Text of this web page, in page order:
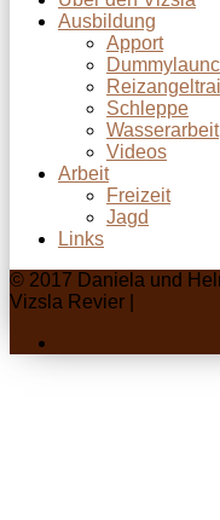
Ausbildung
Apport
Schleppe
Wasserarbeit
Videos
Arbeit
Freizeit
Jagd
Links
© 2017 Daniela und
Vizsla Revier |